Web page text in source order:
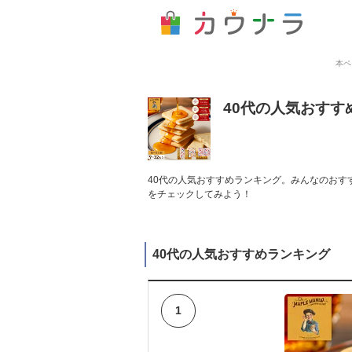
本
40代の人気おすす
40代の人気おすすめランキング。みんなのお
をチェックしてみよう！
40代の人気おすすめランキング
1